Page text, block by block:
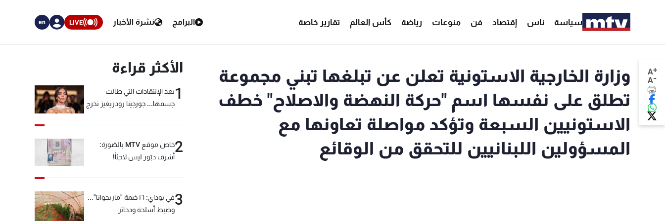
سياسة ناس إقتصاد فن منوعات رياضة كأس العالم تقارير خاصة البرامج نشرة الأخبار LIVE
en
A+
A-
وزارة الخارجية الاستونية تعلن عن تبلغها تبني مجموعة
تطلق على نفسها اسم "حركة النهضة والاصلاح" خطف
الاستونيين السبعة وتؤكد مواصلة تعاونها مع
المسؤولين اللبنانيين للتحقق من الوقائع
الأكثر قراءة
1بعد الإنتقادات التي طالت
جسمها... جورجينا رودريغيز تخرج
2
خاص موقع MTV بالصّورة:
أشرف دبّور ليس لاجئاً!
3
في بوداي: ١٦ خيمة "ماريجوانا"...
وضبط أسلحة وذخائر